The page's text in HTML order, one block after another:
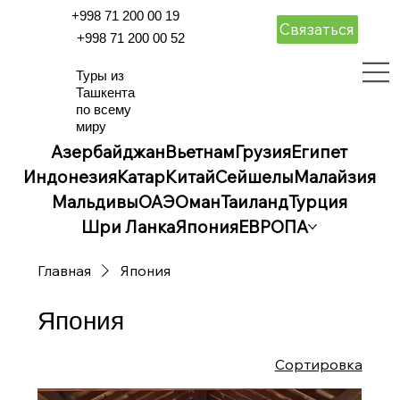
+998 71 200 00 19
+998 71 200 00 52
Связаться
Туры из
Ташкента
по всему
миру
АзербайджанВьетнамГрузияЕгипет
ИндонезияКатарКитайСейшелыМалайзия
МальдивыОАЭОманТаиландТурция
Шри ЛанкаЯпонияЕВРОПА
Главная Япония
Япония
Сортировка